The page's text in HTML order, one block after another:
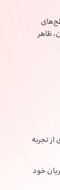
ظاهر
تجربه
خود